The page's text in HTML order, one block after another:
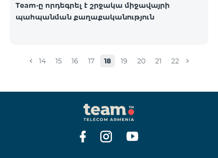
Team-ը որդեգրել է շրջակա միջավայրի
պահպանման քաղաքականություն
14 15 16 17 18 19 20 21 22